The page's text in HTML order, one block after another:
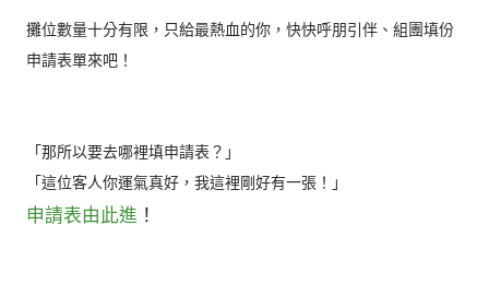
攤位數量十分有限，只給最熱血的你，快快呼朋引伴、組團填份
申請表單來吧！
「那所以要去哪裡填申請表？」
「這位客人你運氣真好，我這裡剛好有一張！」
申請表由此進 ！